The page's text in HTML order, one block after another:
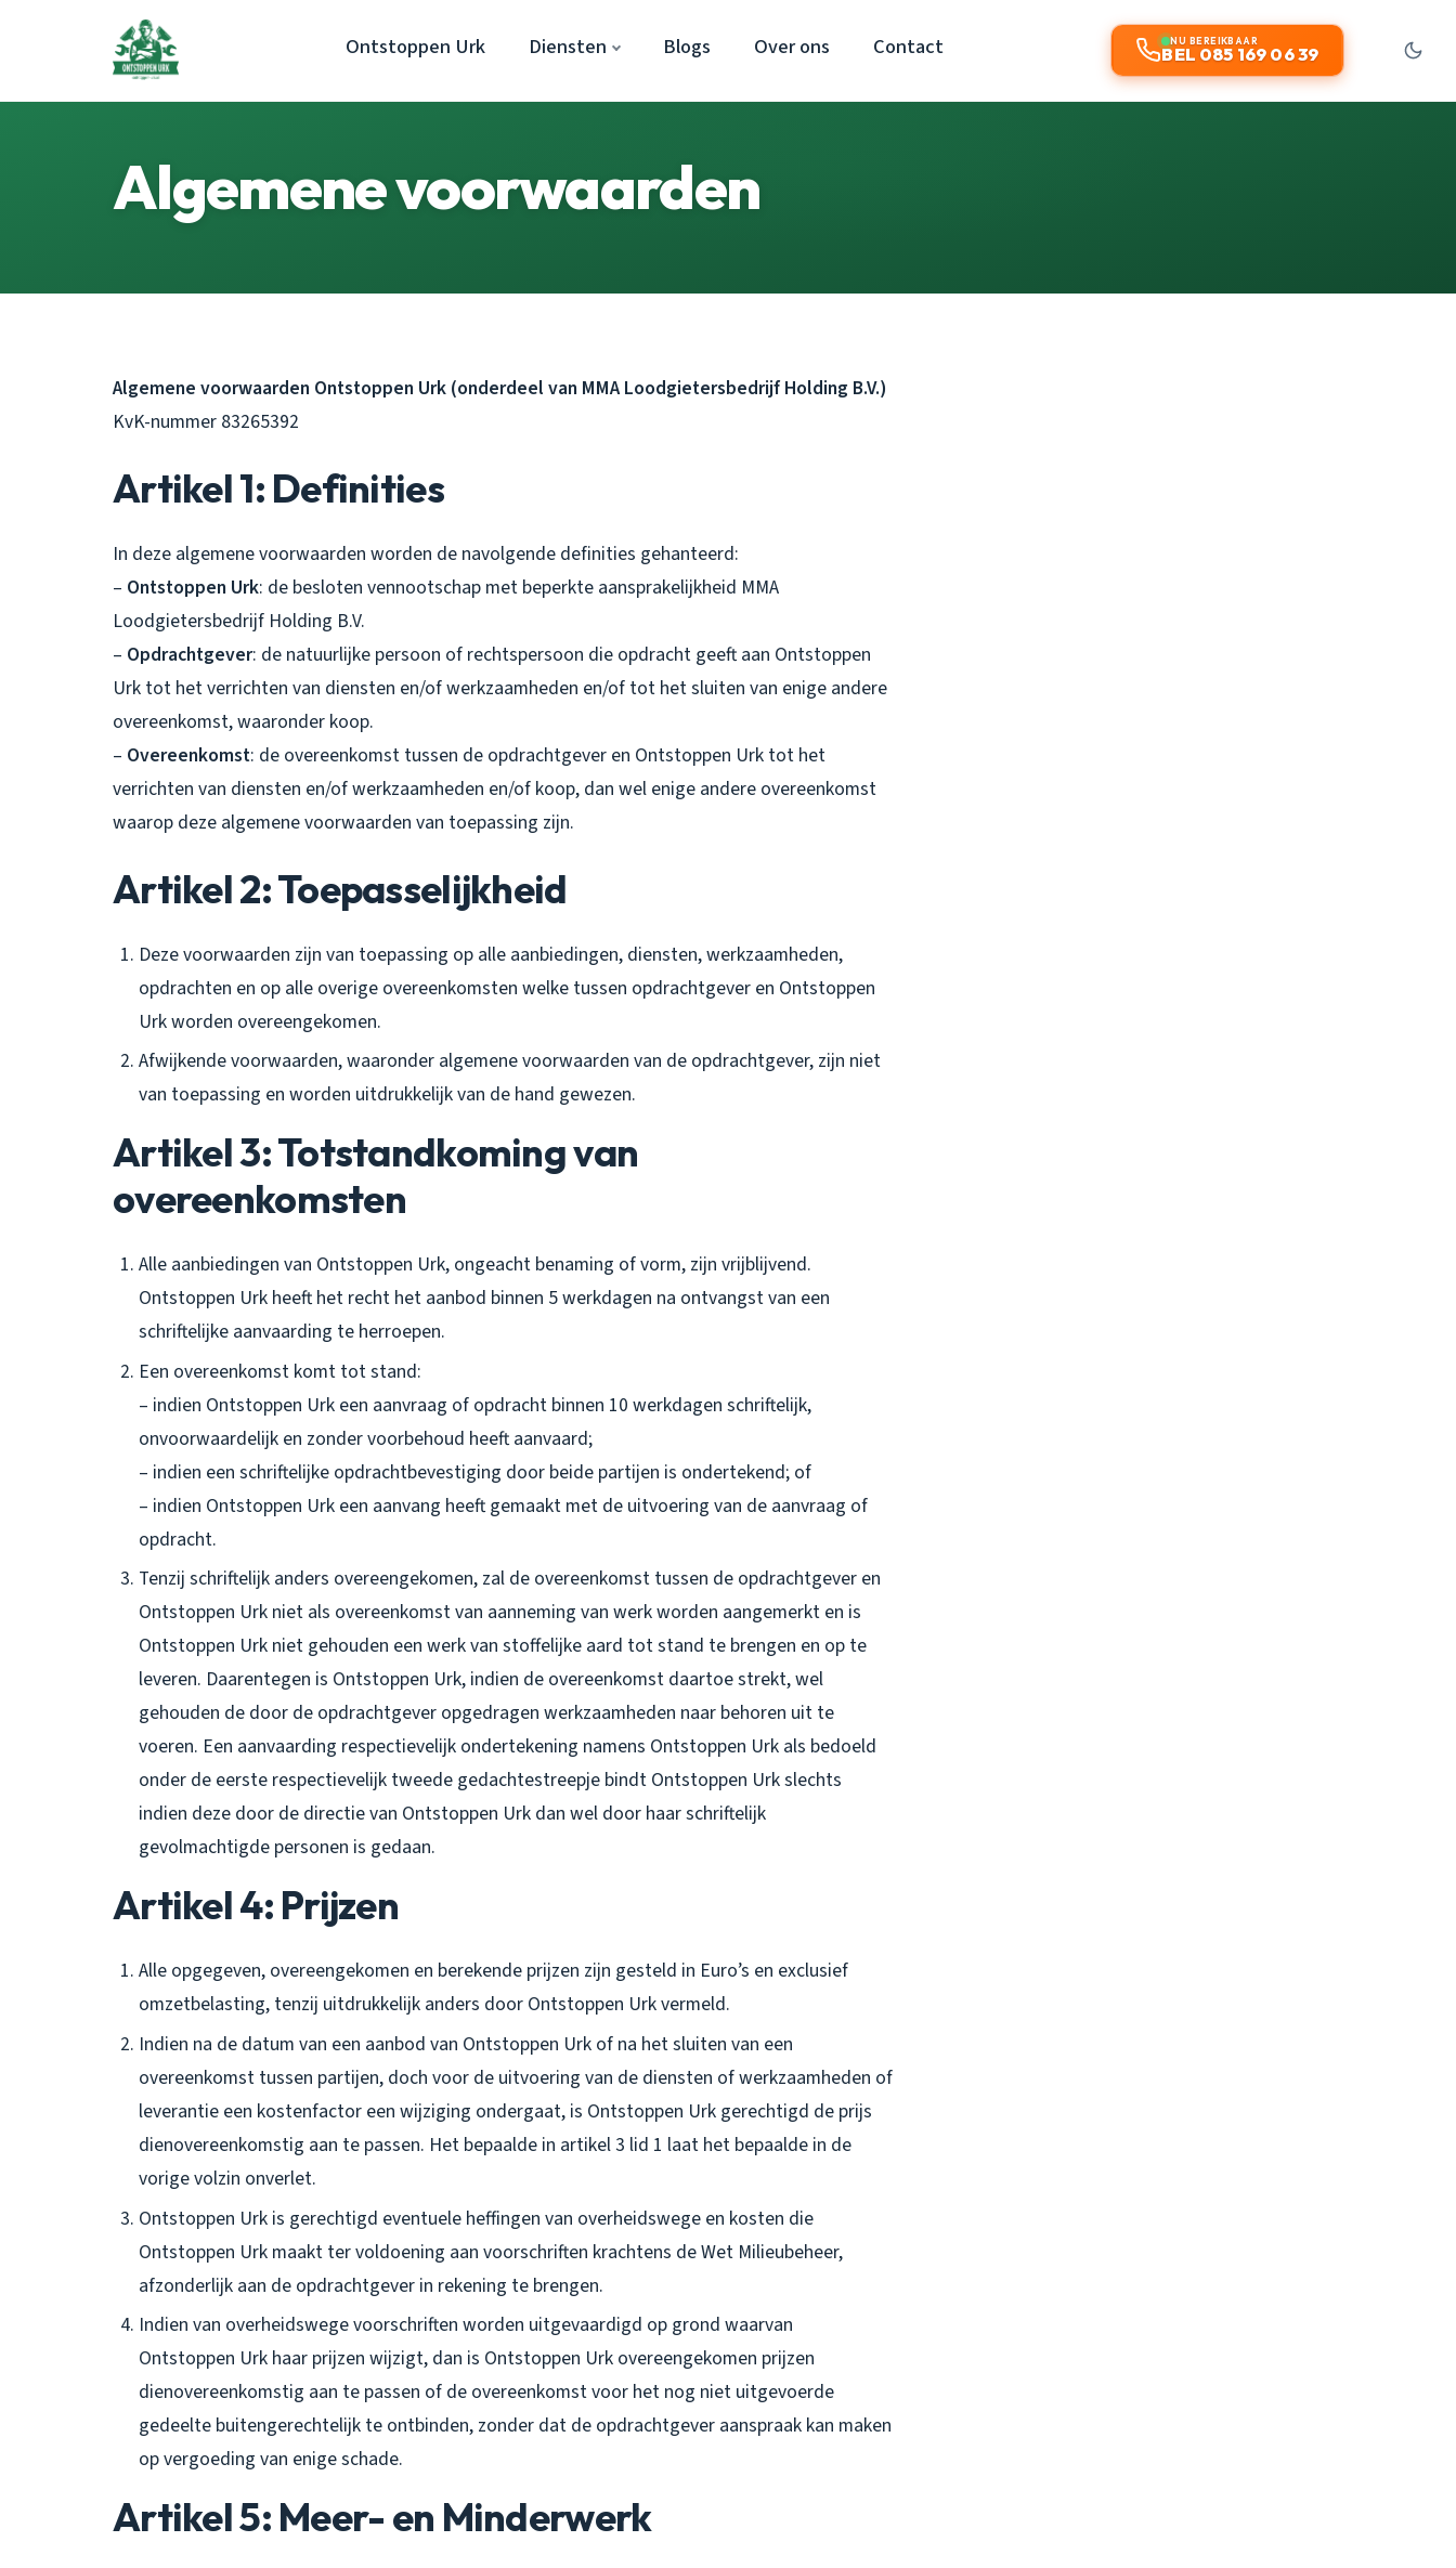
Ontstoppen Urk Diensten Blogs Over ons Contact NU BEREIKBAAR
BEL 085 169 06 39
Algemene voorwaarden
Algemene voorwaarden Ontstoppen Urk (onderdeel van MMA Loodgietersbedrijf Holding B.V.)
KvK-nummer 83265392
Artikel 1: Definities
In deze algemene voorwaarden worden de navolgende definities gehanteerd:
– Ontstoppen Urk: de besloten vennootschap met beperkte aansprakelijkheid MMA
Loodgietersbedrijf Holding B.V.
– Opdrachtgever: de natuurlijke persoon of rechtspersoon die opdracht geeft aan Ontstoppen
Urk tot het verrichten van diensten en/of werkzaamheden en/of tot het sluiten van enige andere
overeenkomst, waaronder koop.
– Overeenkomst: de overeenkomst tussen de opdrachtgever en Ontstoppen Urk tot het
verrichten van diensten en/of werkzaamheden en/of koop, dan wel enige andere overeenkomst
waarop deze algemene voorwaarden van toepassing zijn.
Artikel 2: Toepasselijkheid
Deze voorwaarden zijn van toepassing op alle aanbiedingen, diensten, werkzaamheden,
opdrachten en op alle overige overeenkomsten welke tussen opdrachtgever en Ontstoppen
Urk worden overeengekomen.
Afwijkende voorwaarden, waaronder algemene voorwaarden van de opdrachtgever, zijn niet
van toepassing en worden uitdrukkelijk van de hand gewezen.
Artikel 3: Totstandkoming van
overeenkomsten
Alle aanbiedingen van Ontstoppen Urk, ongeacht benaming of vorm, zijn vrijblijvend.
Ontstoppen Urk heeft het recht het aanbod binnen 5 werkdagen na ontvangst van een
schriftelijke aanvaarding te herroepen.
Een overeenkomst komt tot stand:
– indien Ontstoppen Urk een aanvraag of opdracht binnen 10 werkdagen schriftelijk,
onvoorwaardelijk en zonder voorbehoud heeft aanvaard;
– indien een schriftelijke opdrachtbevestiging door beide partijen is ondertekend; of
– indien Ontstoppen Urk een aanvang heeft gemaakt met de uitvoering van de aanvraag of
opdracht.
Tenzij schriftelijk anders overeengekomen, zal de overeenkomst tussen de opdrachtgever en
Ontstoppen Urk niet als overeenkomst van aanneming van werk worden aangemerkt en is
Ontstoppen Urk niet gehouden een werk van stoffelijke aard tot stand te brengen en op te
leveren. Daarentegen is Ontstoppen Urk, indien de overeenkomst daartoe strekt, wel
gehouden de door de opdrachtgever opgedragen werkzaamheden naar behoren uit te
voeren. Een aanvaarding respectievelijk ondertekening namens Ontstoppen Urk als bedoeld
onder de eerste respectievelijk tweede gedachtestreepje bindt Ontstoppen Urk slechts
indien deze door de directie van Ontstoppen Urk dan wel door haar schriftelijk
gevolmachtigde personen is gedaan.
Artikel 4: Prijzen
Alle opgegeven, overeengekomen en berekende prijzen zijn gesteld in Euro’s en exclusief
omzetbelasting, tenzij uitdrukkelijk anders door Ontstoppen Urk vermeld.
Indien na de datum van een aanbod van Ontstoppen Urk of na het sluiten van een
overeenkomst tussen partijen, doch voor de uitvoering van de diensten of werkzaamheden of
leverantie een kostenfactor een wijziging ondergaat, is Ontstoppen Urk gerechtigd de prijs
dienovereenkomstig aan te passen. Het bepaalde in artikel 3 lid 1 laat het bepaalde in de
vorige volzin onverlet.
Ontstoppen Urk is gerechtigd eventuele heffingen van overheidswege en kosten die
Ontstoppen Urk maakt ter voldoening aan voorschriften krachtens de Wet Milieubeheer,
afzonderlijk aan de opdrachtgever in rekening te brengen.
Indien van overheidswege voorschriften worden uitgevaardigd op grond waarvan
Ontstoppen Urk haar prijzen wijzigt, dan is Ontstoppen Urk overeengekomen prijzen
dienovereenkomstig aan te passen of de overeenkomst voor het nog niet uitgevoerde
gedeelte buitengerechtelijk te ontbinden, zonder dat de opdrachtgever aanspraak kan maken
op vergoeding van enige schade.
Artikel 5: Meer- en Minderwerk